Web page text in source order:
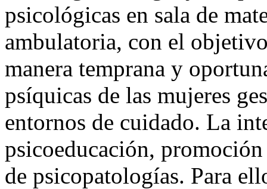
psicológicas en sala de
ambulatoria, con el
manera temprana y
psíquicas de las mujeres
entornos de cuidado. La
psicoeducación,
de psicopatologías. Para